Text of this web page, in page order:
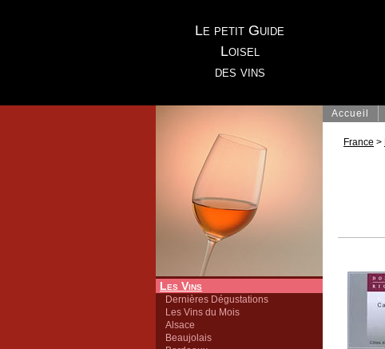
Le petit Guide
Loisel
des vins
Les Vins
Dernières Dégustations
Les Vins du Mois
Alsace
Beaujolais
Accueil
France >